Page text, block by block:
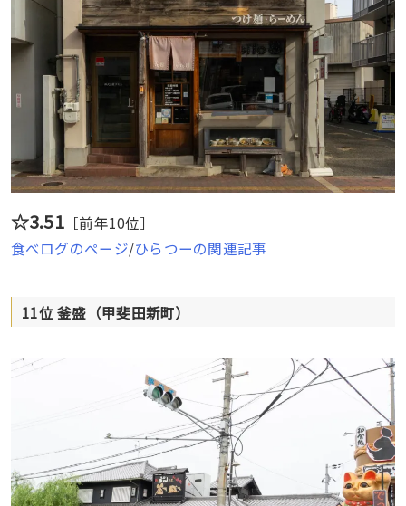
☆3.51 ［前年10位］
食べログのページ/ひらつーの関連記事
11位 釜盛（甲斐田新町）